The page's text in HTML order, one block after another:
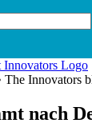
The Innovators
nach